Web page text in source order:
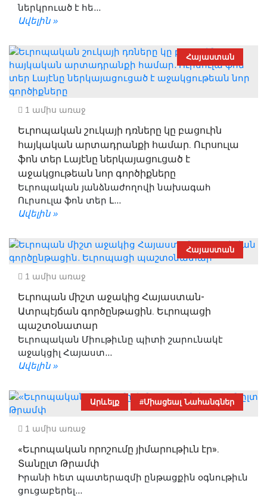
ներկրուած է հե...
Ավելին »
Հայաստան
1 ամիս առաջ
Եւրոպական շուկայի դռները կը բացուին
հայկական արտադրանքի համար. Ուրսուլա
ֆոն տեր Լայէնը ներկայացուցած է
աջակցութեան նոր գործիքները
Եւրոպական յանձնաժողովի նախագահ
Ուրսուլա ֆոն տեր Լ...
Ավելին »
Հայաստան
1 ամիս առաջ
Եւրոպան միշտ աջակից Հայաստան-
Ատրպէյճան գործընթացին. Եւրոպացի
պաշտօնատար
Եւրոպական Միութիւնը պիտի շարունակէ
աջակցիլ Հայաստ...
Ավելին »
Արևելք #Միացեալ Նահանգներ
1 ամիս առաջ
«Եւրոպական որոշումը յիմարութիւն էր».
Տանըլտ Թրամփ
Իրանի հետ պատերազմի ընթացքին օգնութիւն
ցուցաբերել...